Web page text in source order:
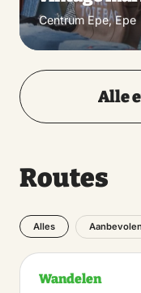
Centrum Epe, Epe
Alle
Routes
Alles
Wandelen